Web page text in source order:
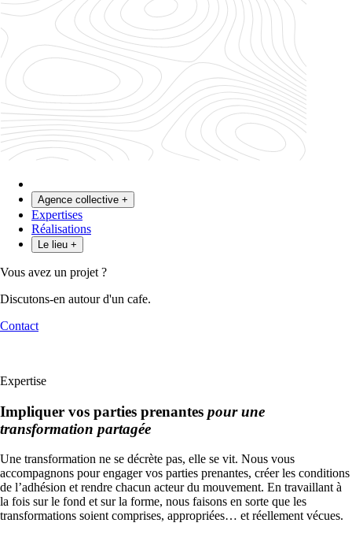
Agence collective +
Le collectif
Le modèle
Les expert·es
Expertises
Réalisations
Le lieu +
Vous avez un projet ?
Discutons-en autour d'un cafe.
Contact
Expertise
Impliquer vos parties prenantes pour une
transformation partagée
Une transformation ne se décrète pas, elle se vit. Nous vous
accompagnons pour engager vos parties prenantes, créer les conditions
de l’adhésion et rendre chacun acteur du mouvement. En travaillant à
la fois sur le fond et sur la forme, nous faisons en sorte que les
transformations soient comprises, appropriées… et réellement vécues.